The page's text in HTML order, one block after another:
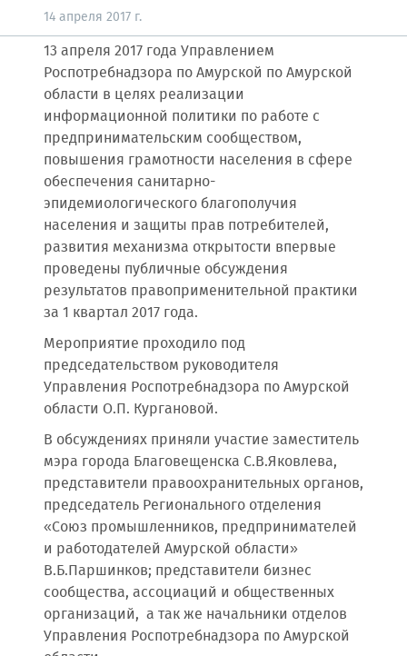
14 апреля 2017 г.
13 апреля 2017 года Управлением
Роспотребнадзора по Амурской по Амурской
области в целях реализации
информационной политики по работе с
предпринимательским сообществом,
повышения грамотности населения в сфере
обеспечения санитарно-
эпидемиологического благополучия
населения и защиты прав потребителей,
развития механизма открытости впервые
проведены публичные обсуждения
результатов правоприменительной практики
за 1 квартал 2017 года.
Мероприятие проходило под
председательством руководителя
Управления Роспотребнадзора по Амурской
области О.П. Кургановой.
В обсуждениях приняли участие заместитель
мэра города Благовещенска С.В.Яковлева,
представители правоохранительных органов,
председатель Регионального отделения
«Союз промышленников, предпринимателей
и работодателей Амурской области»
В.Б.Паршинков; представители бизнес
сообщества, ассоциаций и общественных
организаций, а так же начальники отделов
Управления Роспотребнадзора по Амурской